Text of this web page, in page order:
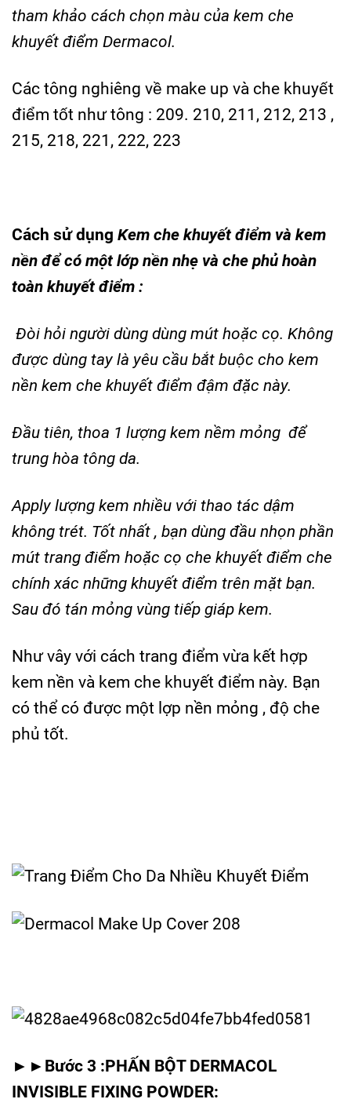
tham khảo cách chọn màu của kem che
khuyết điểm Dermacol.
Các tông nghiêng về make up và che khuyết
điểm tốt như tông : 209. 210, 211, 212, 213 ,
215, 218, 221, 222, 223
Cách sử dụng Kem che khuyết điểm và kem
nền để có một lớp nền nhẹ và che phủ hoàn
toàn khuyết điểm :
Đòi hỏi người dùng dùng mút hoặc cọ. Không
được dùng tay là yêu cầu bắt buộc cho kem
nền kem che khuyết điểm đậm đặc này.
Đầu tiên, thoa 1 lượng kem nềm mỏng để
trung hòa tông da.
Apply lượng kem nhiều với thao tác dậm
không trét. Tốt nhất , bạn dùng đầu nhọn phần
mút trang điểm hoặc cọ che khuyết điểm che
chính xác những khuyết điểm trên mặt bạn.
Sau đó tán mỏng vùng tiếp giáp kem.
Như vây với cách trang điểm vừa kết hợp
kem nền và kem che khuyết điểm này. Bạn
có thể có được một lợp nền mỏng , độ che
phủ tốt.
►►Bước 3 :PHẤN BỘT DERMACOL
INVISIBLE FIXING POWDER: